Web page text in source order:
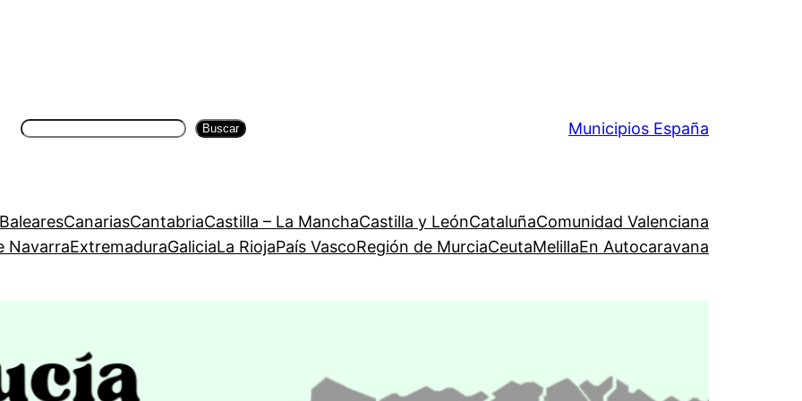
Buscar Buscar Municipios España
CanariasCantabriaCastilla – La ManchaCastilla y LeónCataluñaComunidad Valenciana
NavarraExtremaduraGaliciaLa RiojaPaís VascoRegión de MurciaCeutaMelillaEn Autocaravana